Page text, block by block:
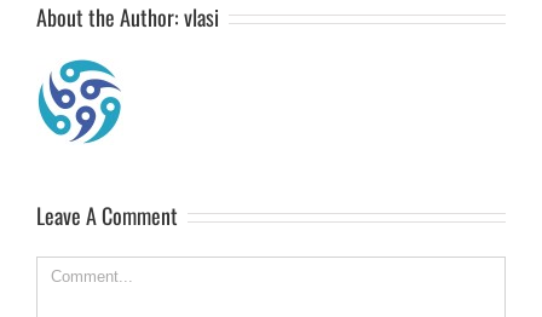
About the Author:vlasi
Leave A Comment
Comment